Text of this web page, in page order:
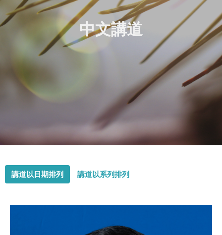
中文講道
講道以日期排列 講道以系列排列